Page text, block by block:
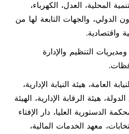
المحلية، العدل، الكهرباء،
الدولي، والجهات التابعة لها من
واقتصادية.
التنظيم والإدارة
العامة، هيئة النيابة الإدارية،
هيئة الرقابة الإدارية، الهيئة
الدستورية العليا، دار الإفتاء
معهد الخدمات المالية،